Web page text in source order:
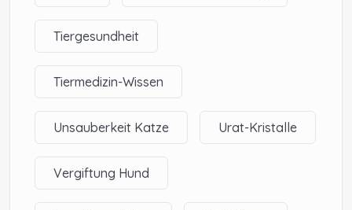
Tiergesundheit
Tiermedizin-Wissen
Unsauberkeit Katze Urat-Kristalle
Vergiftung Hund